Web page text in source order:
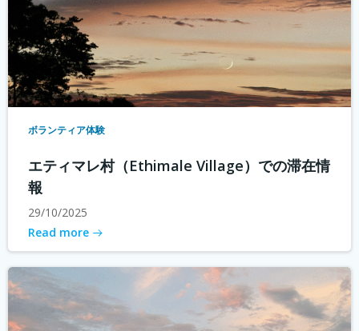
ボランティア体験
エティマレ村（Ethimale Village）での滞在情
報
29/10/2025
Read more